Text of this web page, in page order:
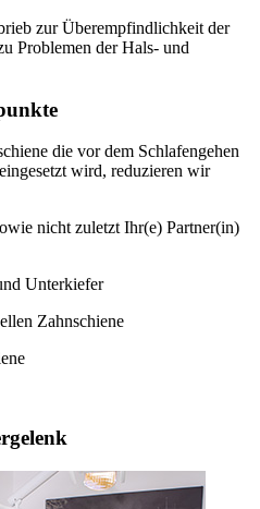
zur Überempfindlichkeit der
Problemen der Hals- und
die vor dem Schlafengehen
wird, reduzieren wir
nicht zuletzt Ihr(e) Partner(in)
Unterkiefer
Zahnschiene